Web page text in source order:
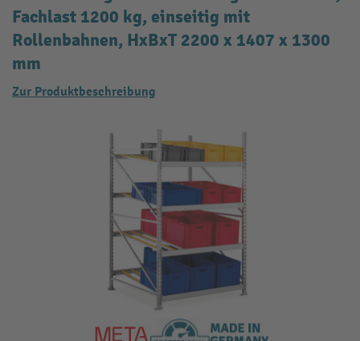
Fachlast 1200 kg, einseitig mit
Rollenbahnen, HxBxT 2200 x 1407 x 1300
mm
Zur Produktbeschreibung